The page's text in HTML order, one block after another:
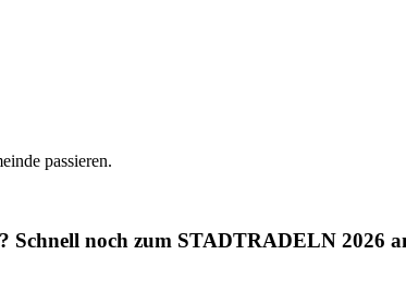
passieren.
Schnell noch zum STADTRADELN 2026